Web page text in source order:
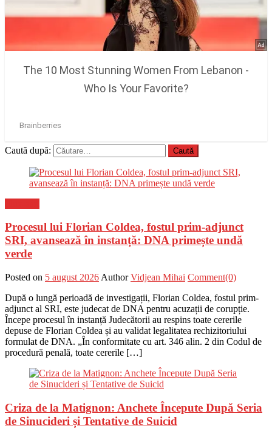
Caută după:
Procesul lui Florian Coldea, fostul prim-adjunct
SRI, avansează în instanță: DNA primește undă
verde
Posted on 5 august 2026 Author Vidjean Mihai Comment(0)
După o lungă perioadă de investigații, Florian Coldea, fostul prim-
adjunct al SRI, este judecat de DNA pentru acuzații de corupție.
Începe procesul în instanță Judecătorii au respins toate cererile
depuse de Florian Coldea și au validat legalitatea rechizitoriului
formulat de DNA. „În conformitate cu art. 346 alin. 2 din Codul de
procedură penală, toate cererile […]
Criza de la Matignon: Anchete Începute După Seria
de Sinucideri și Tentative de Suicid